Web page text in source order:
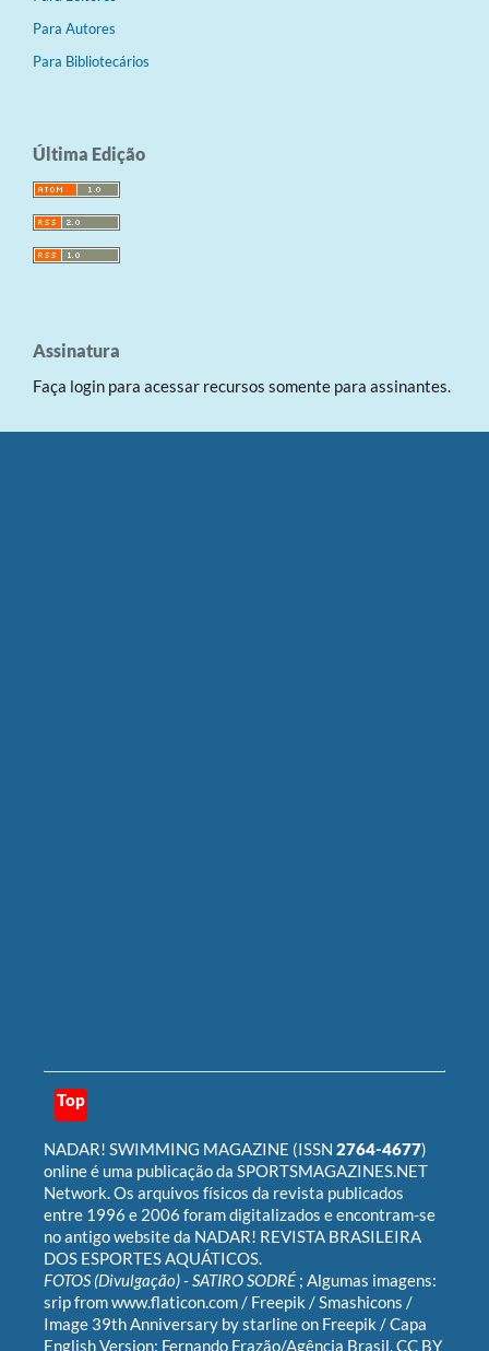
Para Autores
Para Bibliotecários
Última Edição
Assinatura
Faça login para acessar recursos somente para assinantes.
Top
NADAR! SWIMMING MAGAZINE (ISSN 2764-4677)
online é uma publicação da SPORTSMAGAZINES.NET
Network. Os arquivos físicos da revista publicados
entre 1996 e 2006 foram digitalizados e encontram-se
no antigo website da NADAR! REVISTA BRASILEIRA
DOS ESPORTES AQUÁTICOS.
FOTOS (Divulgação) -SATIRO SODRÉ ; Algumas imagens:
sripfromwww.flaticon.com/ Freepik /Smashicons /
Image 39th Anniversary by starline on Freepik / Capa
English Version: Fernando Frazão/Agência Brasil,CC BY